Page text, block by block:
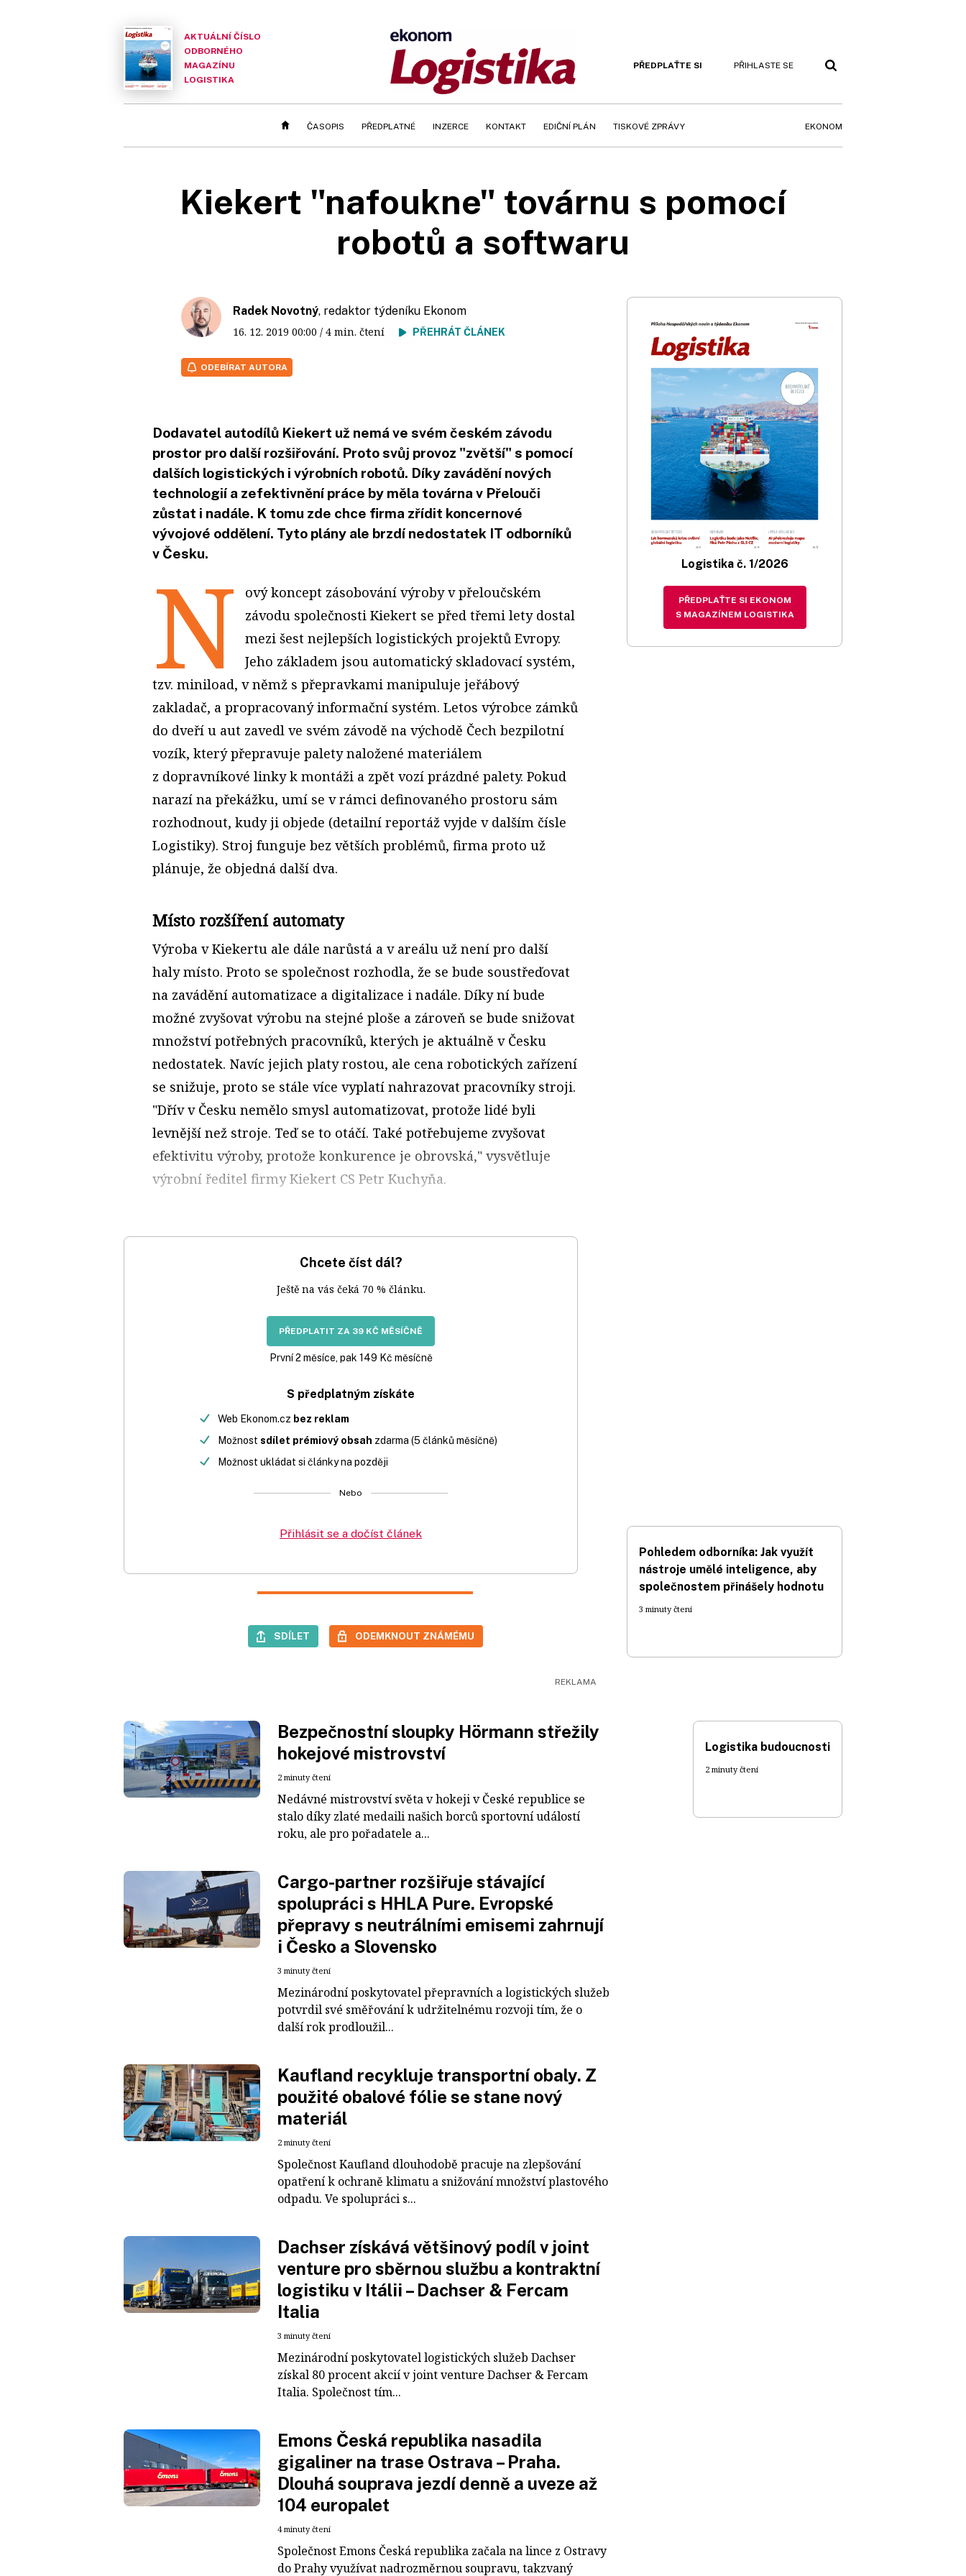
AKTUÁLNÍ ČÍSLO
ODBORNÉHO
MAGAZÍNU
LOGISTIKA
PŘEDPLAŤTE SI PŘIHLASTE SE
ČASOPIS PŘEDPLATNÉ INZERCE KONTAKT EDIČNÍ PLÁN TISKOVÉ ZPRÁVY EKONOM
Kiekert "nafoukne" továrnu s pomocí
robotů a softwaru
Radek Novotný, redaktor týdeníku Ekonom
16. 12. 2019 00:00 / 4 min. čtení PŘEHRÁT ČLÁNEK
ODEBÍRAT AUTORA
Dodavatel autodílů Kiekert už nemá ve svém českém závodu
prostor pro další rozšiřování. Proto svůj provoz "zvětší" s pomocí
dalších logistických i výrobních robotů. Díky zavádění nových
technologií a zefektivnění práce by měla továrna v Přelouči
zůstat i nadále. K tomu zde chce firma zřídit koncernové
vývojové oddělení. Tyto plány ale brzdí nedostatek IT odborníků
v Česku.
N
ový koncept zásobování výroby v přeloučském
závodu společnosti Kiekert se před třemi lety dostal
mezi šest nejlepších logistických projektů Evropy.
Jeho základem jsou automatický skladovací systém,
tzv. miniload, v němž s přepravkami manipuluje jeřábový
zakladač, a propracovaný informační systém. Letos výrobce zámků
do dveří u aut zavedl ve svém závodě na východě Čech bezpilotní
vozík, který přepravuje palety naložené materiálem
z dopravníkové linky k montáži a zpět vozí prázdné palety. Pokud
narazí na překážku, umí se v rámci definovaného prostoru sám
rozhodnout, kudy ji objede (detailní reportáž vyjde v dalším čísle
Logistiky). Stroj funguje bez větších problémů, firma proto už
plánuje, že objedná další dva.
Místo rozšíření automaty
Výroba v Kiekertu ale dále narůstá a v areálu už není pro další
haly místo. Proto se společnost rozhodla, že se bude soustřeďovat
na zavádění automatizace a digitalizace i nadále. Díky ní bude
možné zvyšovat výrobu na stejné ploše a zároveň se bude snižovat
množství potřebných pracovníků, kterých je aktuálně v Česku
nedostatek. Navíc jejich platy rostou, ale cena robotických zařízení
se snižuje, proto se stále více vyplatí nahrazovat pracovníky stroji.
"Dřív v Česku nemělo smysl automatizovat, protože lidé byli
levnější než stroje. Teď se to otáčí. Také potřebujeme zvyšovat
efektivitu výroby, protože konkurence je obrovská," vysvětluje
výrobní ředitel firmy Kiekert CS Petr Kuchyňa.
Chcete číst dál?
Ještě na vás čeká 70 % článku.
PŘEDPLATIT ZA 39 KČ MĚSÍČNĚ
První 2 měsíce, pak 149 Kč měsíčně
S předplatným získáte
Web Ekonom.cz bez reklam
Možnost sdílet prémiový obsah zdarma (5 článků měsíčně)
Možnost ukládat si články na později
Nebo
Přihlásit se a dočíst článek
SDÍLET ODEMKNOUT ZNÁMÉMU
Logistika č. 1/2026
PŘEDPLAŤTE SI EKONOM
S MAGAZÍNEM LOGISTIKA
Pohledem odborníka: Jak využít
nástroje umělé inteligence, aby
společnostem přinášely hodnotu
3 minuty čtení
Bezpečnostní sloupky Hörmann střežily
hokejové mistrovství
2 minuty čtení
Nedávné mistrovství světa v hokeji v České republice se
stalo díky zlaté medaili našich borců sportovní událostí
roku, ale pro pořadatele a...
Cargo-partner rozšiřuje stávající
spolupráci s HHLA Pure. Evropské
přepravy s neutrálními emisemi zahrnují
i Česko a Slovensko
3 minuty čtení
Mezinárodní poskytovatel přepravních a logistických služeb
potvrdil své směřování k udržitelnému rozvoji tím, že o
další rok prodloužil...
Kaufland recykluje transportní obaly. Z
použité obalové fólie se stane nový
materiál
2 minuty čtení
Společnost Kaufland dlouhodobě pracuje na zlepšování
opatření k ochraně klimatu a snižování množství plastového
odpadu. Ve spolupráci s...
Dachser získává většinový podíl v joint
venture pro sběrnou službu a kontraktní
logistiku v Itálii – Dachser & Fercam
Italia
3 minuty čtení
Mezinárodní poskytovatel logistických služeb Dachser
získal 80 procent akcií v joint venture Dachser & Fercam
Italia. Společnost tím...
Emons Česká republika nasadila
gigaliner na trase Ostrava – Praha.
Dlouhá souprava jezdí denně a uveze až
104 europalet
4 minuty čtení
Společnost Emons Česká republika začala na lince z Ostravy
do Prahy využívat nadrozměrnou soupravu, takzvaný
Logistika budoucnosti
2 minuty čtení